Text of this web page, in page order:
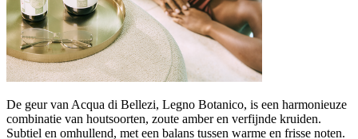
De geur van Acqua di Bellezi, Legno Botanico, is een harmonieuze
combinatie van houtsoorten, zoute amber en verfijnde kruiden.
Subtiel en omhullend, met een balans tussen warme en frisse noten.